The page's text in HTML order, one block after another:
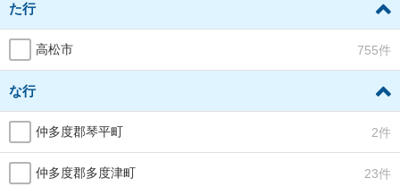
た行
高松市 755件
な行
仲多度郡琴平町 2件
仲多度郡多度津町 23件